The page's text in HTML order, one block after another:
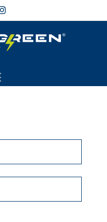
Navigation